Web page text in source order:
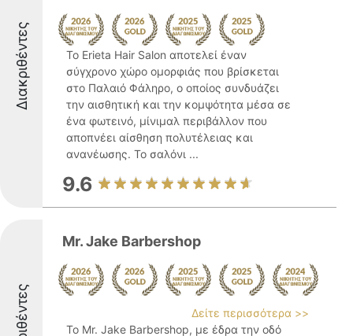
Διακριθέντες
Το Erieta Hair Salon αποτελεί έναν
σύγχρονο χώρο ομορφιάς που βρίσκεται
στο Παλαιό Φάληρο, ο οποίος συνδυάζει
την αισθητική και την κομψότητα μέσα σε
ένα φωτεινό, μίνιμαλ περιβάλλον που
αποπνέει αίσθηση πολυτέλειας και
ανανέωσης. Το σαλόνι ...
9.6
Mr. Jake Barbershop
Δείτε περισσότερα >>
Το Mr. Jake Barbershop, με έδρα την οδό